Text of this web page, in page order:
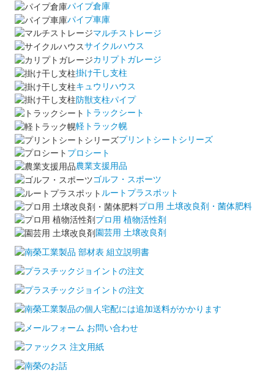
パイプ倉庫
パイプ車庫
マルチストレージ
サイクルハウス
カリプトガレージ
掛け干し支柱
キュウリハウス
防獣支柱パイプ
トラックシート
軽トラック幌
プリントシートシリーズ
プロシート
農業支援用品
ゴルフ・スポーツ
ルートプラスポット
プロ用 土壌改良剤・菌体肥料
プロ用 植物活性剤
園芸用 土壌改良剤